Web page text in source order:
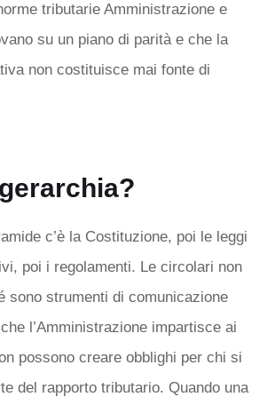
tributarie Amministrazione e
su un piano di parità e che la
non costituisce mai fonte di
c’è la Costituzione, poi le leggi
poi i regolamenti. Le circolari non
sono strumenti di comunicazione
l’Amministrazione impartisce ai
possono creare obblighi per chi si
del rapporto tributario. Quando una